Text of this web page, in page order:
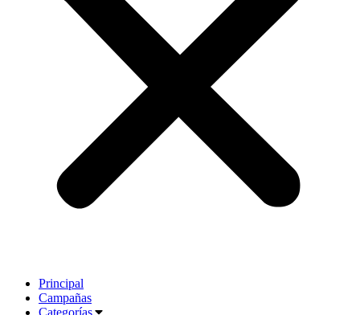
Principal
Campañas
Categorías